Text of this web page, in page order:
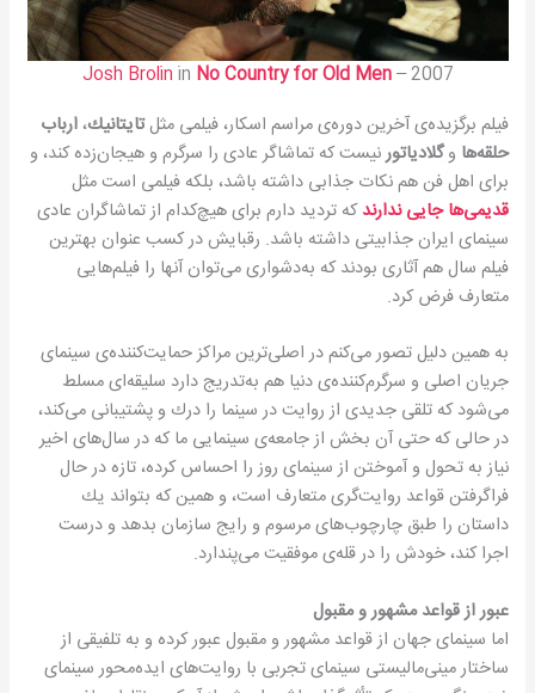
Josh Brolin in No Country for Old Men– 2007
فیلم برگزیده‌ی آخرین دوره‌ی مراسم اسكار، فیلمی مثلتایتانیك،ارباب
حلقه‌ها وگلادیاتورنیست كه تماشاگر عادی را سرگرم و هیجان‌زده كند، و
برای اهل فن هم نكات جذابی داشته باشد، بلكه فیلمی است مثل
قدیمی‌ها جایی ندارندكه تردید دارم برای هیچ‌كدام از تماشاگران عادی
سینمای ایران جذابیتی داشته باشد. رقبایش در كسب عنوان بهترین
فیلم سال هم آثاری بودند كه به‌دشواری می‌توان آنها را فیلم‌هایی
متعارف فرض كرد.
به همین دلیل تصور می‌كنم در اصلی‌ترین مراكز حمایت‌كننده‌ی سینمای
جریان اصلی و سرگرم‌كننده‌ی دنیا هم به‌تدریج دارد سلیقه‌ای مسلط
می‌شود كه تلقی جدیدی از روایت در سینما را درك و پشتیبانی می‌كند،
در حالی كه حتی آن بخش از جامعه‌ی سینمایی ما كه در سال‌های اخیر
نیاز به تحول و آموختن از سینمای روز را احساس كرده، تازه در حال
فراگرفتن قواعد روایت‌گری متعارف است، و همین كه بتواند یك
داستان را طبق چارچوب‌های مرسوم و رایج سازمان بدهد و درست
اجرا كند، خودش را در قله‌ی موفقیت می‌پندارد.
عبور از قواعد مشهور و مقبول
اما سینمای جهان از قواعد مشهور و مقبول عبور كرده و به تلفیقی از
ساختار مینی‌مالیستی سینمای تجربی با روایت‌های ایده‌محور سینمای